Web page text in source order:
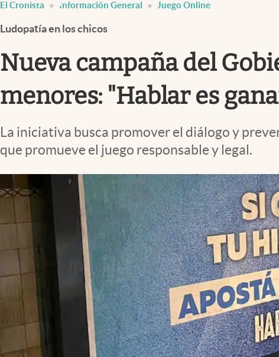
Infotechnology
Clase
Clima
Mundial 2026
Eventos Corporativos
El Cronista Información General Juego Online
Ludopatía en los chicos
Nueva campaña del
menores: "Hablar es
La iniciativa busca promover el diálogo y
que promueve el juego responsable y legal.